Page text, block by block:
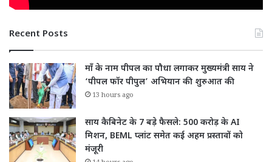
Recent Posts
माँ के नाम पीपल का पौधा लगाकर मुख्यमंत्री साय ने
‘पीपल फॉर पीपुल’ अभियान की शुरुआत की
13 hours ago
साय कैबिनेट के 7 बड़े फैसले: 500 करोड़ के AI
मिशन, BEML प्लांट समेत कई अहम प्रस्तावों को
मंजूरी